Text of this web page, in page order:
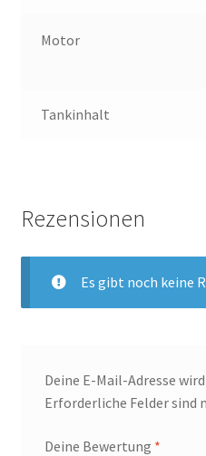
Motor
Tankinhalt
Rezensionen
Es gibt noch keine
Deine E-Mail-Adresse
Erforderliche Felder sind
Deine Bewertung *